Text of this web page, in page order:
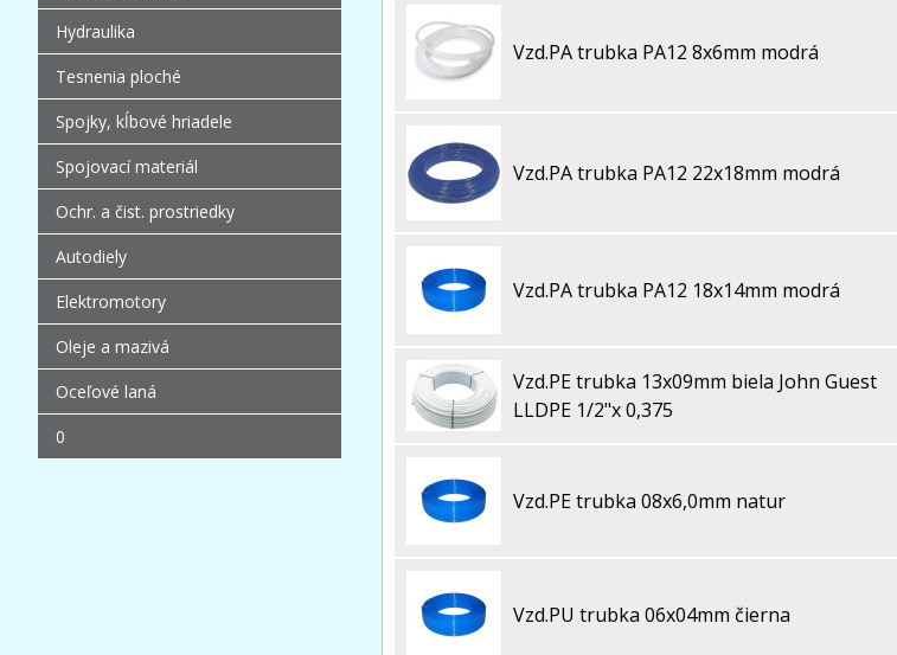
Vzd.PA trubka PA12 8x6mm modrá
Vzd.PA trubka PA12 22x18mm modrá
Vzd.PA trubka PA12 18x14mm modrá
Vzd.PE trubka 13x09mm biela John Guest
LLDPE 1/2"x 0,375
Vzd.PE trubka 08x6,0mm natur
Vzd.PU trubka 06x04mm čierna
Hydraulika
Tesnenia ploché
Spojky, kĺbové hriadele
Spojovací materiál
Ochr. a čist. prostriedky
Autodiely
Elektromotory
Oleje a mazivá
Oceľové laná
0